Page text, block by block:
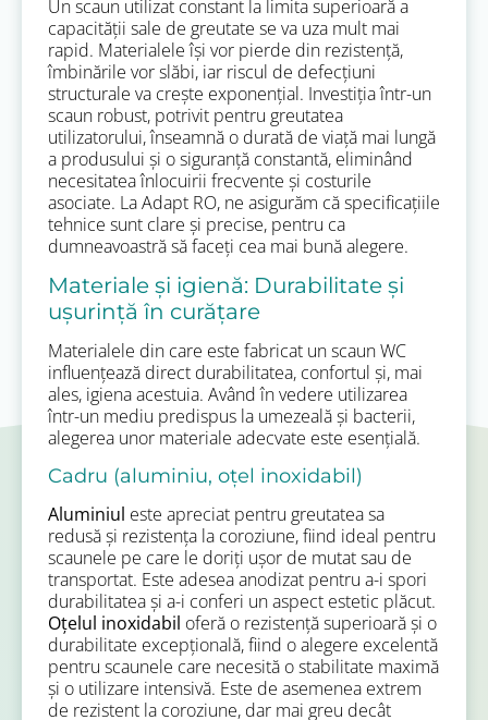
Un scaun utilizat constant la limita superioară a
capacității sale de greutate se va uza mult mai
rapid. Materialele își vor pierde din rezistență,
îmbinările vor slăbi, iar riscul de defecțiuni
structurale va crește exponențial. Investiția într-un
scaun robust, potrivit pentru greutatea
utilizatorului, înseamnă o durată de viață mai lungă
a produsului și o siguranță constantă, eliminând
necesitatea înlocuirii frecvente și costurile
asociate. La Adapt RO, ne asigurăm că specificațiile
tehnice sunt clare și precise, pentru ca
dumneavoastră să faceți cea mai bună alegere.
Materiale și igienă: Durabilitate și
ușurință în curățare
Materialele din care este fabricat un scaun WC
influențează direct durabilitatea, confortul și, mai
ales, igiena acestuia. Având în vedere utilizarea
într-un mediu predispus la umezeală și bacterii,
alegerea unor materiale adecvate este esențială.
Cadru (aluminiu, oțel inoxidabil)
Aluminiul este apreciat pentru greutatea sa
redusă și rezistența la coroziune, fiind ideal pentru
scaunele pe care le doriți ușor de mutat sau de
transportat. Este adesea anodizat pentru a-i spori
durabilitatea și a-i conferi un aspect estetic plăcut.
Oțelul inoxidabil oferă o rezistență superioară și o
durabilitate excepțională, fiind o alegere excelentă
pentru scaunele care necesită o stabilitate maximă
și o utilizare intensivă. Este de asemenea extrem
de rezistent la coroziune, dar mai greu decât